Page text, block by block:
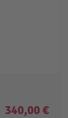
340,00 €